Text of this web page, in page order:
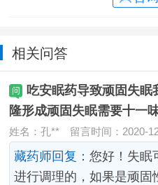
相关问答
吃安眠药导致顽固失眠
隆形成顽固失眠需要十一
姓名：孔**留言时间：2020-
藏药师回复：您好！失眠
进行调理的，如果是顽固